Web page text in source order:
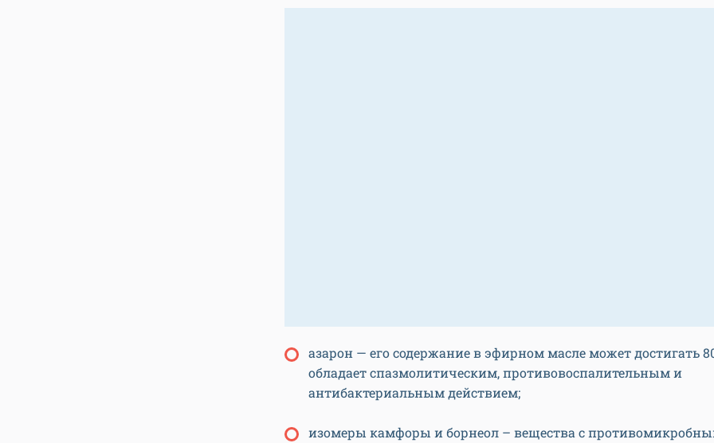
азарон — его содержание в эфирном масле может достигать
обладает спазмолитическим, противовоспалительным и
антибактериальным действием;
изомеры камфоры и борнеол – вещества с